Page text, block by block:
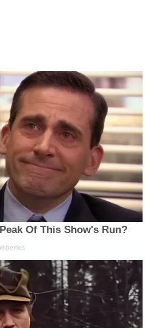
Of This Show's Run?